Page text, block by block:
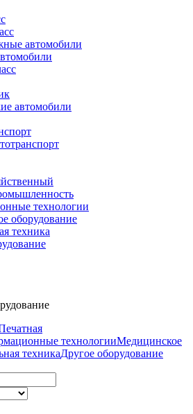
автомобили
автомобили
технологии
оборудование
техника
технологииМедицинское
техникаДругое оборудование